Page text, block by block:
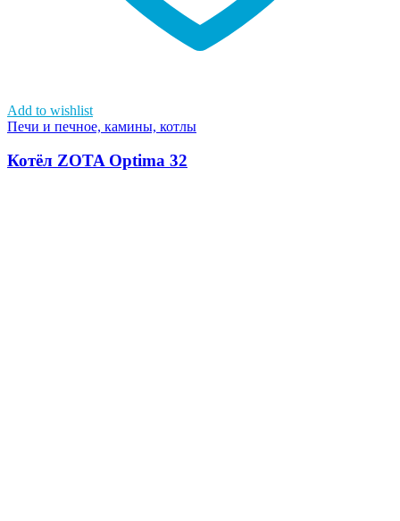
Add to wishlist
Печи и печное, камины, котлы
Котёл ZOTA Optima 32